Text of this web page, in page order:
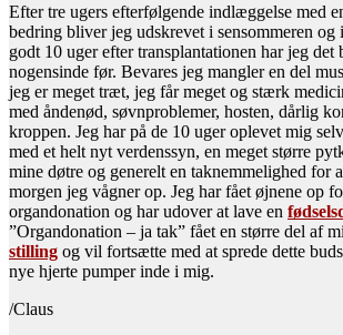
Efter tre ugers efterfølgende indlæggelse med
bedring bliver jeg udskrevet i sensommeren og
godt 10 uger efter transplantationen har jeg det
nogensinde før. Bevares jeg mangler en del
jeg er meget træt, jeg får meget og stærk
med åndenød, søvnproblemer, hosten, dårlig
kroppen. Jeg har på de 10 uger oplevet mig
med et helt nyt verdenssyn, en meget større
mine døtre og generelt en taknemmelighed for
morgen jeg vågner op. Jeg har fået øjnene op
organdonation og har udover at lave en
”Organdonation – ja tak” fået en større del af
stilling og vil fortsætte med at sprede dette
nye hjerte pumper inde i mig.
/Claus